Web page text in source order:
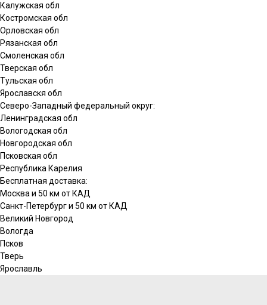
Калужская обл
Костромская обл
Орловская обл
Рязанская обл
Смоленская обл
Тверская обл
Тульская обл
Ярославскя обл
Северо-Западный федеральный округ:
Ленинградская обл
Вологодская обл
Новгородская обл
Псковская обл
Республика Карелия
Бесплатная доставка:
Москва и 50 км от КАД
Санкт-Петербург и 50 км от КАД
Великий Новгород
Вологда
Псков
Тверь
Ярославль